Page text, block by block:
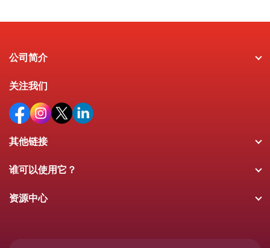
公司简介
关注我们
其他链接
谁可以使用它？
资源中心